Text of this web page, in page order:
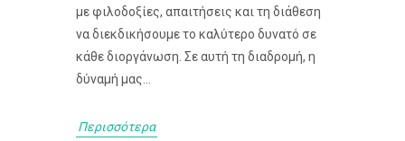
με φιλοδοξίες, απαιτήσεις και τη διάθεση
να διεκδικήσουμε το καλύτερο δυνατό σε
κάθε διοργάνωση. Σε αυτή τη διαδρομή, η
δύναμή μας...
Περισσότερα